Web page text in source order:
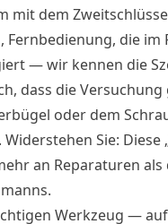
mit dem
Fernbedienung, die im
— wir kennen die
dass die
oder dem
Sie: Diese
an Reparaturen als
Werkzeug —